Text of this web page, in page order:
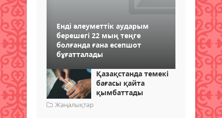
Енді әлеуметтік аударым
берешегі 22 мың теңге
болғанда ғана есепшот
бұғатталады
Қазақстанда темекі
бағасы қайта
қымбаттады
Жаңалықтар